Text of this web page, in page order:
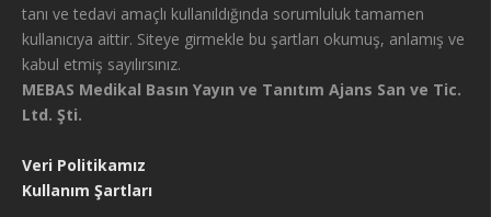
tanı ve tedavi amaçlı kullanıldığında sorumluluk tamamen
kullanıcıya aittir. Siteye girmekle bu şartları okumuş, anlamış ve
kabul etmiş sayılırsınız.
MEBAS Medikal Basın Yayın ve Tanıtım Ajans San ve Tic.
Ltd. Şti.
Veri Politikamız
Kullanım Şartları